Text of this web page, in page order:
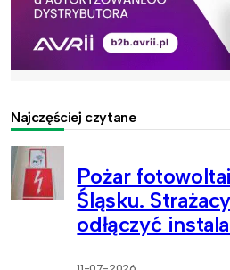
Najczęściej czytane
Pożar
Śląsku.
odłączyć